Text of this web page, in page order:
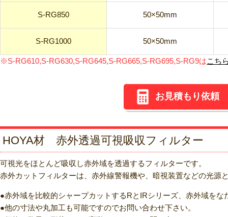
S-RG850 50×50mm
S-RG1000 50×50mm
※S-RG610,S-RG630,S-RG645,S-RG665,S-RG695,S-RG9はこち
お見積もり依頼
HOYA材 赤外透過可視吸収フィルター
可視光をほとんど吸収し赤外域を透過するフィルターです。
赤外カットフィルターは、赤外線警報機や、暗視装置などの光源
赤外域を比較的シャープカットするRとIRシリーズ、赤外域を
他の寸法や丸加工も可能ですのでお問い合わせ下さい。